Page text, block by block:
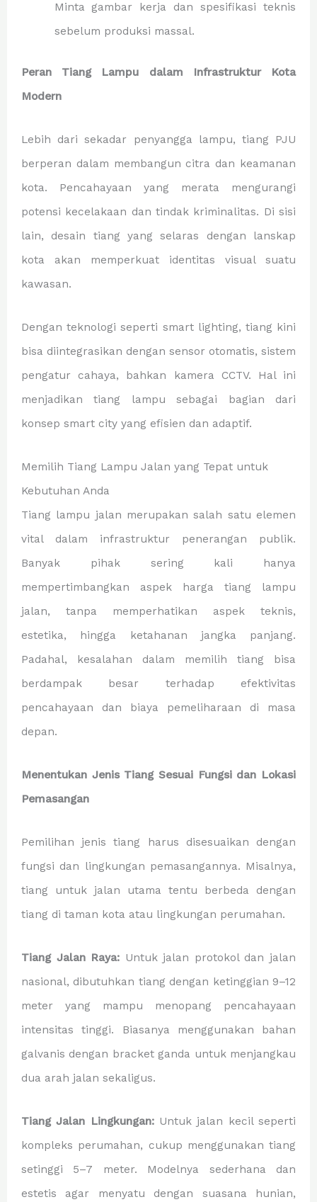
Minta gambar kerja dan spesifikasi teknis
sebelum produksi massal.
Peran Tiang Lampu dalam Infrastruktur Kota
Modern
Lebih dari sekadar penyangga lampu, tiang PJU
berperan dalam membangun citra dan keamanan
kota. Pencahayaan yang merata mengurangi
potensi kecelakaan dan tindak kriminalitas. Di sisi
lain, desain tiang yang selaras dengan lanskap
kota akan memperkuat identitas visual suatu
kawasan.
Dengan teknologi seperti smart lighting, tiang kini
bisa diintegrasikan dengan sensor otomatis, sistem
pengatur cahaya, bahkan kamera CCTV. Hal ini
menjadikan tiang lampu sebagai bagian dari
konsep smart city yang efisien dan adaptif.
Memilih Tiang Lampu Jalan yang Tepat untuk
Kebutuhan Anda
Tiang lampu jalan merupakan salah satu elemen
vital dalam infrastruktur penerangan publik.
Banyak pihak sering kali hanya
mempertimbangkan aspek harga tiang lampu
jalan, tanpa memperhatikan aspek teknis,
estetika, hingga ketahanan jangka panjang.
Padahal, kesalahan dalam memilih tiang bisa
berdampak besar terhadap efektivitas
pencahayaan dan biaya pemeliharaan di masa
depan.
Menentukan Jenis Tiang Sesuai Fungsi dan Lokasi
Pemasangan
Pemilihan jenis tiang harus disesuaikan dengan
fungsi dan lingkungan pemasangannya. Misalnya,
tiang untuk jalan utama tentu berbeda dengan
tiang di taman kota atau lingkungan perumahan.
Tiang Jalan Raya: Untuk jalan protokol dan jalan
nasional, dibutuhkan tiang dengan ketinggian 9–12
meter yang mampu menopang pencahayaan
intensitas tinggi. Biasanya menggunakan bahan
galvanis dengan bracket ganda untuk menjangkau
dua arah jalan sekaligus.
Tiang Jalan Lingkungan:Untuk jalan kecil seperti
kompleks perumahan, cukup menggunakan tiang
setinggi 5–7 meter. Modelnya sederhana dan
estetis agar menyatu dengan suasana hunian,